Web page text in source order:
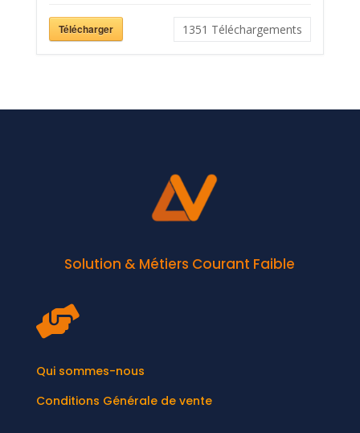
Télécharger 1351 Téléchargements
Solution & Métiers Courant Faible

Qui sommes-nous
Conditions Générale de vente